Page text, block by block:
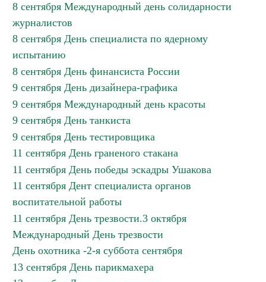
8 сентября Международный день солидарности
журналистов
8 сентября День специалиста по ядерному
испытанию
8 сентября День финансиста России
9 сентября День дизайнера-графика
9 сентября Международный день красоты
9 сентября День танкиста
9 сентября День тестировщика
11 сентября День граненого стакана
11 сентября День победы эскадры Ушакова
11 сентября Дент специалиста органов
воспитательной работы
11 сентября День трезвости.3 октября
Международный День трезвости
День охотника -2-я суббота сентября
13 сентября День парикмахера